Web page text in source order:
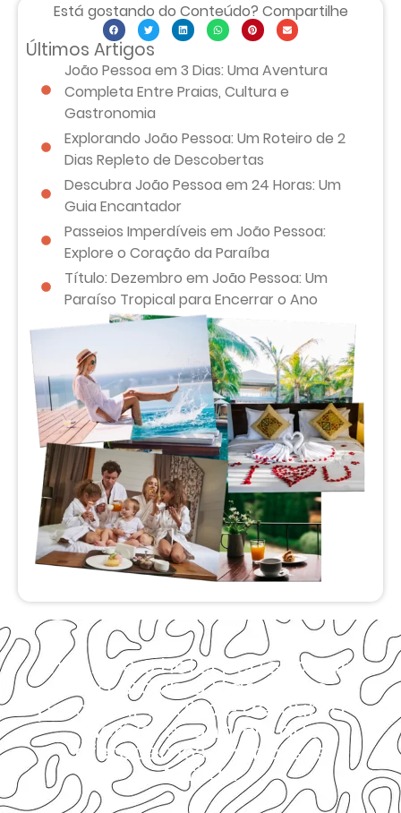
Está gostando do Conteúdo? Compartilhe
Últimos Artigos
João Pessoa em 3 Dias: Uma Aventura
Completa Entre Praias, Cultura e
Gastronomia
Explorando João Pessoa: Um Roteiro de 2
Dias Repleto de Descobertas
Descubra João Pessoa em 24 Horas: Um
Guia Encantador
Passeios Imperdíveis em João Pessoa:
Explore o Coração da Paraíba
Título: Dezembro em João Pessoa: Um
Paraíso Tropical para Encerrar o Ano
Encontre o hotel perfeito para
sua próxima Viagem ao
pesquisar abaixo e descubra a
incrível economia que
oferecemos em nossas
tarifas.